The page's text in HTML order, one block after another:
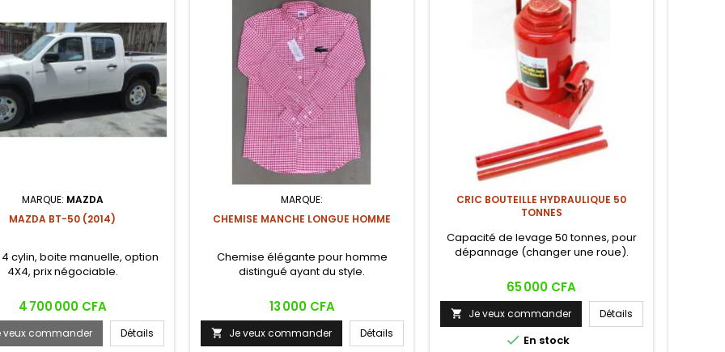
MARQUE: MAZDA
MAZDA BT-50 (2014)
cylin, boite manuelle, option
4X4, prix négociable.
Prix
4 700 000 CFA
veux commander Détails
MARQUE:
CHEMISE MANCHE LONGUE HOMME
Chemise élégante pour homme
distingué ayant du style.
Prix
13 000 CFA
 Je veux commander Détails
CRIC BOUTEILLE HYDRAULIQUE 50
TONNES
Capacité de levage 50 tonnes, pour
dépannage (changer une roue).
Prix
65 000 CFA
 Je veux commander Détails
 En stock